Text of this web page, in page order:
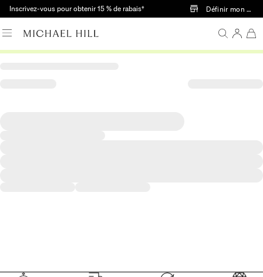
Passer au contenu principal
Inscrivez-vous pour obtenir 15 % de rabais† Définir mon